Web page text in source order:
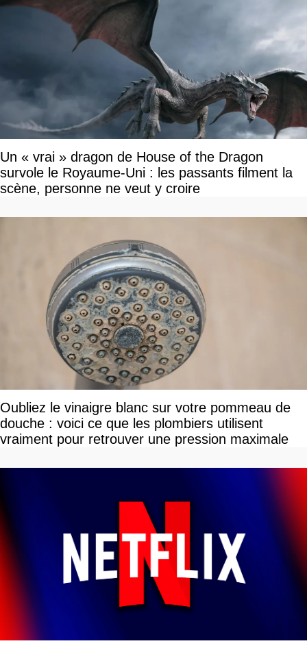
Un « vrai » dragon de House of the Dragon
survole le Royaume-Uni : les passants filment la
scène, personne ne veut y croire
Oubliez le vinaigre blanc sur votre pommeau de
douche : voici ce que les plombiers utilisent
vraiment pour retrouver une pression maximale